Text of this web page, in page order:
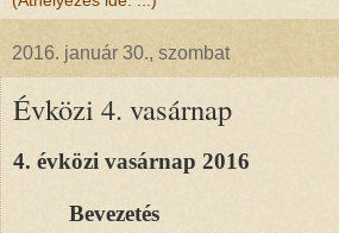
2016. január 30., szombat
Évközi 4. vasárnap
4. évközi vasárnap 2016
Bevezetés